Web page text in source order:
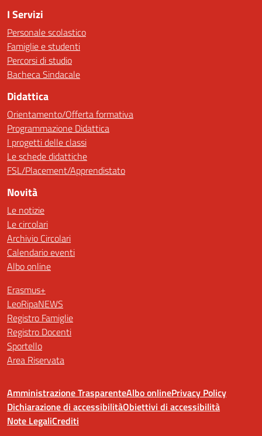
I Servizi
Personale scolastico
Famiglie e studenti
Percorsi di studio
Bacheca Sindacale
Didattica
Orientamento/Offerta formativa
Programmazione Didattica
I progetti delle classi
Le schede didattiche
FSL/Placement/Apprendistato
Novità
Le notizie
Le circolari
Archivio Circolari
Calendario eventi
Albo online
Erasmus+
LeoRipaNEWS
Registro Famiglie
Registro Docenti
Sportello
Area Riservata
Amministrazione TrasparenteAlbo onlinePrivacy Policy
Dichiarazione di accessibilitàObiettivi di accessibilità
Note LegaliCrediti